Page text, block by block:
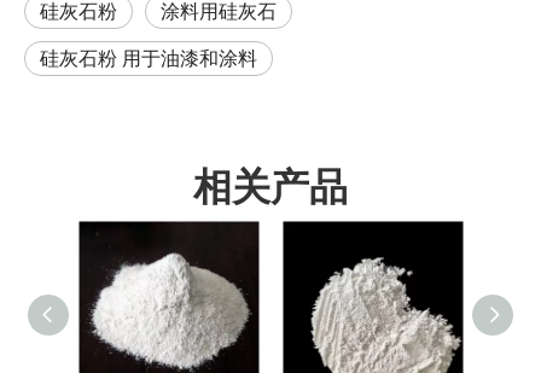
硅灰石粉 涂料用硅灰石
硅灰石粉 用于油漆和涂料
相关产品